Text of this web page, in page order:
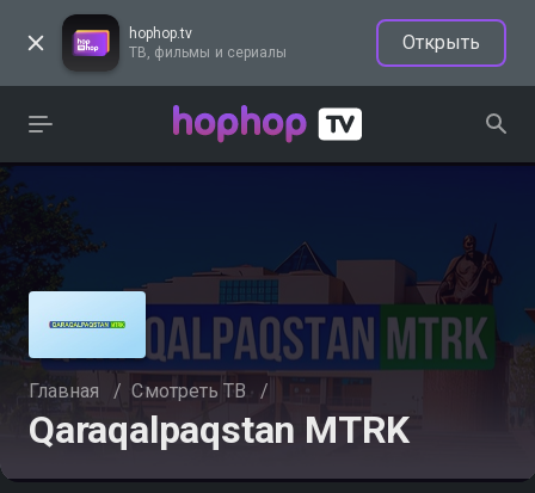
hophop.tv
ТВ, фильмы и сериалы
Открыть
Главная / Смотреть ТВ /
Qaraqalpaqstan MTRK